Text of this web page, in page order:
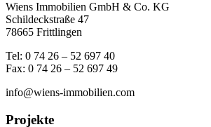
Wiens Immobilien GmbH & Co. KG
Schildeckstraße 47
78665 Frittlingen
Tel: 0 74 26 – 52 697 40
Fax: 0 74 26 – 52 697 49
info@wiens-immobilien.com
Projekte